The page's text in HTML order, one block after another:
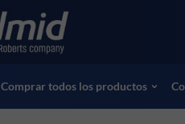
Accessories
Ensayos no destructivos (NDT)
Ver todos los productos
Comprar todos los productos